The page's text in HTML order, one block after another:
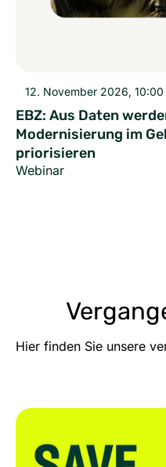
12. November 2026, 10:00
EBZ: Aus Daten
Modernisierung im
priorisieren
Webinar
Hier finden Sie unsere